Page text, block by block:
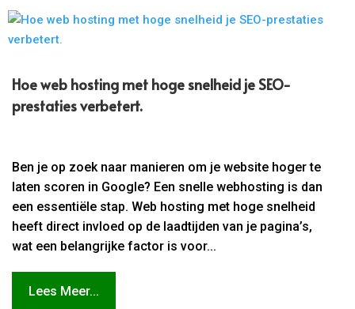
Hoe web hosting met hoge snelheid je SEO-
prestaties verbetert.​
Ben je op zoek naar manieren om je website hoger te
laten scoren in Google? Een snelle webhosting is dan
een essentiële stap. Web hosting met hoge snelheid
heeft direct invloed op de laadtijden van je pagina’s,
wat een belangrijke factor is voor...
Lees Meer...